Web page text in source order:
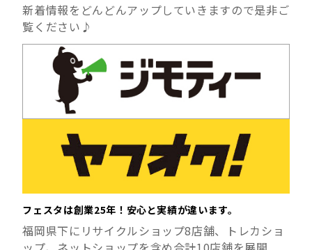
新着情報をどんどんアップしていきますので是非ご
覧ください♪
フェスタは創業25年！安心と実績が違います。
福岡県下にリサイクルショップ8店舗、トレカショ